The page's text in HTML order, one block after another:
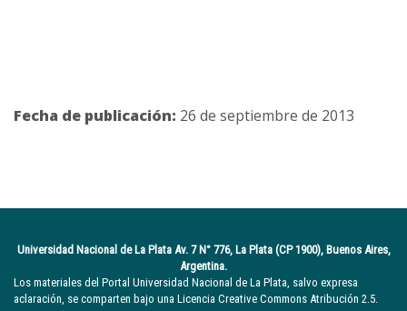
Fecha de publicación: 26 de septiembre de 2013
Universidad Nacional de La Plata Av. 7 N° 776, La Plata (CP 1900), Buenos Aires,
Argentina.
Los materiales del Portal Universidad Nacional de La Plata, salvo expresa
aclaración, se comparten bajo una Licencia Creative Commons Atribución 2.5.